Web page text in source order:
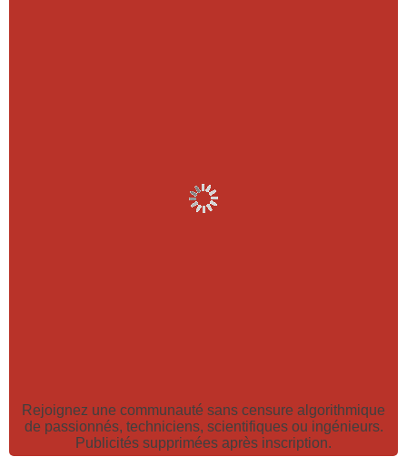
Rejoignez une communauté sans censure algorithmique
de passionnés, techniciens, scientifiques ou ingénieurs.
Publicités supprimées après inscription.